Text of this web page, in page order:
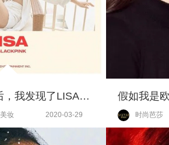
继蚂蚁腰直角肩后，我发现了LISA作为天选爱豆的另一大优势！
美妆 2020-03-29
假如我是
时尚芭莎